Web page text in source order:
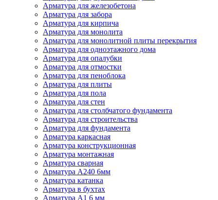
Арматура для железобетона
Арматура для забора
Арматура для кирпича
Арматура для монолита
Арматура для монолитной плиты перекрытия
Арматура для одноэтажного дома
Арматура для опалубки
Арматура для отмостки
Арматура для пеноблока
Арматура для плиты
Арматура для пола
Арматура для стен
Арматура для столбчатого фундамента
Арматура для строительства
Арматура для фундамента
Арматура каркасная
Арматура конструкционная
Арматура монтажная
Арматура сварная
Арматура А240 6мм
Арматура катанка
Арматура в бухтах
Арматура А1 6 мм